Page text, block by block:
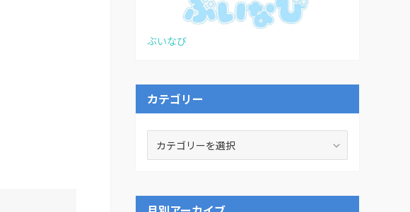
ぶいなび
カテゴリー
ー